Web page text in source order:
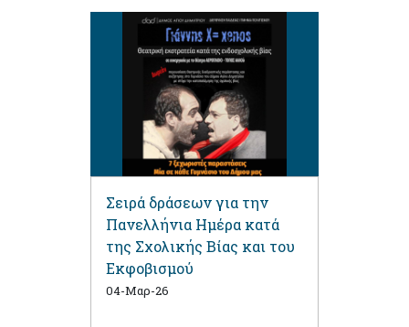
Σειρά δράσεων για την
Πανελλήνια Ημέρα κατά
της Σχολικής Βίας και του
Εκφοβισμού
04-Μαρ-26